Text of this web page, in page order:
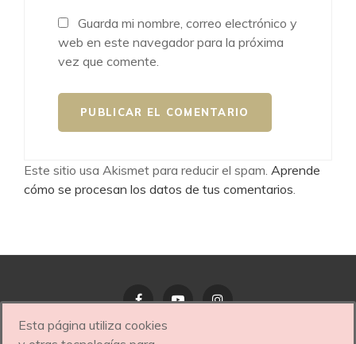
Guarda mi nombre, correo electrónico y
web en este navegador para la próxima
vez que comente.
Este sitio usa Akismet para reducir el spam. Aprende
cómo se procesan los datos de tus comentarios.
Facebook
Esta página utiliza cookies